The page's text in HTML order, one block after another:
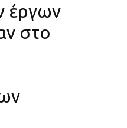
έργων
στο